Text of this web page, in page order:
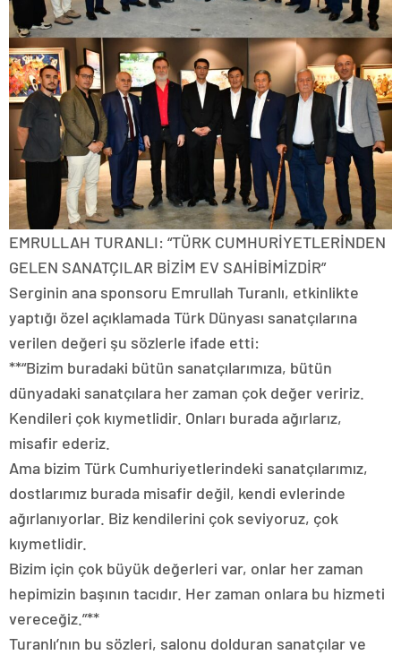
EMRULLAH TURANLI: “TÜRK CUMHURİYETLERİNDEN
GELEN SANATÇILAR BİZİM EV SAHİBİMİZDİR”
Serginin ana sponsoru Emrullah Turanlı, etkinlikte
yaptığı özel açıklamada Türk Dünyası sanatçılarına
verilen değeri şu sözlerle ifade etti:
**“Bizim buradaki bütün sanatçılarımıza, bütün
dünyadaki sanatçılara her zaman çok değer veririz.
Kendileri çok kıymetlidir. Onları burada ağırlarız,
misafir ederiz.
Ama bizim Türk Cumhuriyetlerindeki sanatçılarımız,
dostlarımız burada misafir değil, kendi evlerinde
ağırlanıyorlar. Biz kendilerini çok seviyoruz, çok
kıymetlidir.
Bizim için çok büyük değerleri var, onlar her zaman
hepimizin başının tacıdır. Her zaman onlara bu hizmeti
vereceğiz.”**
Turanlı’nın bu sözleri, salonu dolduran sanatçılar ve